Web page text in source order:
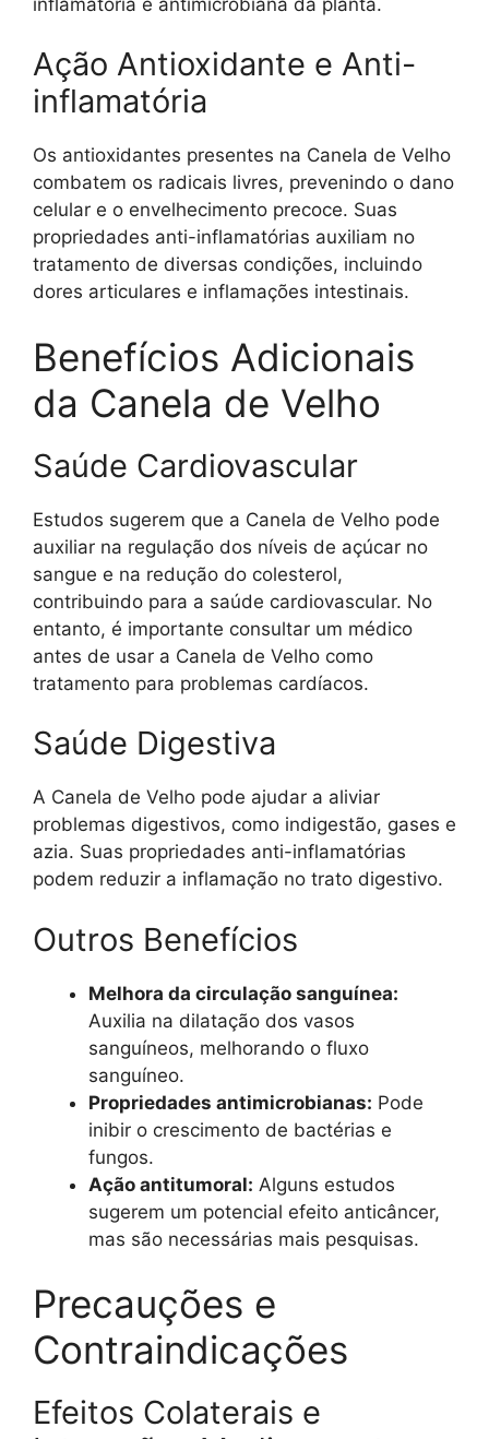
Ação Antioxidante e Anti-
inflamatória
Os antioxidantes presentes na Canela de Velho
combatem os radicais livres, prevenindo o dano
celular e o envelhecimento precoce. Suas
propriedades anti-inflamatórias auxiliam no
tratamento de diversas condições, incluindo
dores articulares e inflamações intestinais.
Benefícios Adicionais
da Canela de Velho
Saúde Cardiovascular
Estudos sugerem que a Canela de Velho pode
auxiliar na regulação dos níveis de açúcar no
sangue e na redução do colesterol,
contribuindo para a saúde cardiovascular. No
entanto, é importante consultar um médico
antes de usar a Canela de Velho como
tratamento para problemas cardíacos.
Saúde Digestiva
A Canela de Velho pode ajudar a aliviar
problemas digestivos, como indigestão, gases e
azia. Suas propriedades anti-inflamatórias
podem reduzir a inflamação no trato digestivo.
Outros Benefícios
Melhora da circulação sanguínea:
Auxilia na dilatação dos vasos
sanguíneos, melhorando o fluxo
sanguíneo.
Propriedades antimicrobianas: Pode
inibir o crescimento de bactérias e
fungos.
Ação antitumoral: Alguns estudos
sugerem um potencial efeito anticâncer,
mas são necessárias mais pesquisas.
Precauções e
Contraindicações
Efeitos Colaterais e